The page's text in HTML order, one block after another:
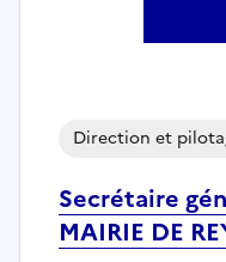
Secrétaire
MAIRIE DE
Direction et